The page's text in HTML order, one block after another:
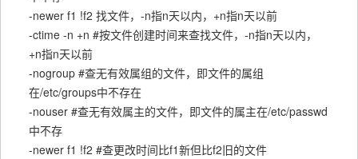
-newer f1 !f2 找文件，-n指n天以内，+n指n天以前
-ctime -n +n #按文件创建时间来查找文件，-n指n天以内，
+n指n天以前
-nogroup #查无有效属组的文件，即文件的属组
在/etc/groups中不存在
-nouser #查无有效属主的文件，即文件的属主在/etc/passwd
中不存
-newer f1 !f2 #查更改时间比f1新但比f2旧的文件